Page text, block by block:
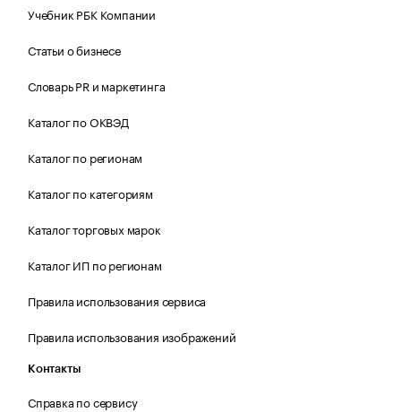
Учебник РБК Компании
Статьи о бизнесе
Словарь PR и маркетинга
Каталог по ОКВЭД
Каталог по регионам
Каталог по категориям
Каталог торговых марок
Каталог ИП по регионам
Правила использования сервиса
Правила использования изображений
Контакты
Справка по сервису